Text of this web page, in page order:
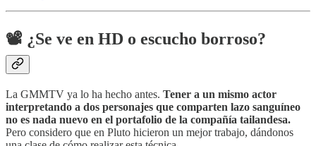
📽 ¿Se ve en HD o escucho borroso?
La GMMTV ya lo ha hecho antes. Tener a un mismo actor
interpretando a dos personajes que comparten lazo sanguíneo
no es nada nuevo en el portafolio de la compañía tailandesa.
Pero considero que en Pluto hicieron un mejor trabajo, dándonos